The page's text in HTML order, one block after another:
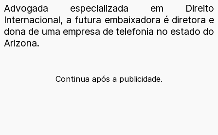
Advogada especializada em Direito
Internacional, a futura embaixadora é diretora e
dona de uma empresa de telefonia no estado do
Arizona.
Continua após a publicidade.